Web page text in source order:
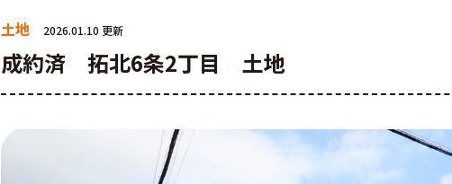
土地 2026.01.10 更新
成約済 拓北6条2丁目 土地